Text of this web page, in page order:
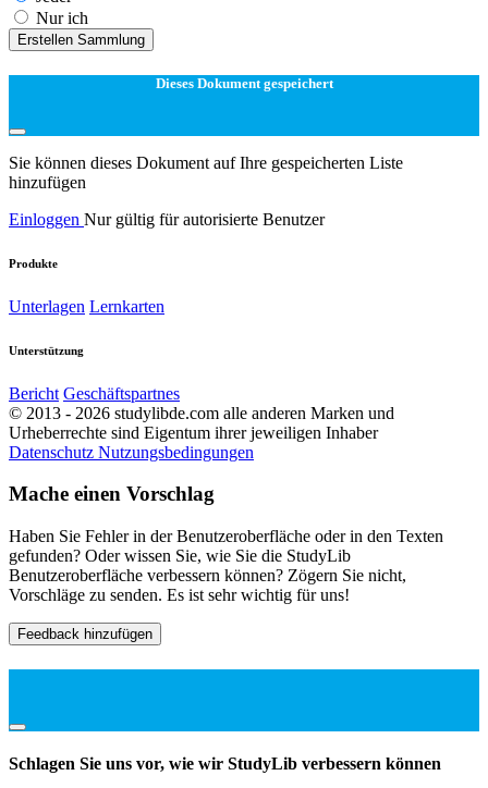
Nur ich
Erstellen Sammlung
Dieses Dokument gespeichert
Sie können dieses Dokument auf Ihre gespeicherten Liste
hinzufügen
Einloggen Nur gültig für autorisierte Benutzer
Produkte
Unterlagen Lernkarten
Unterstützung
Bericht Geschäftspartnes
© 2013 - 2026 studylibde.com alle anderen Marken und
Urheberrechte sind Eigentum ihrer jeweiligen Inhaber
Datenschutz Nutzungsbedingungen
Mache einen Vorschlag
Haben Sie Fehler in der Benutzeroberfläche oder in den Texten
gefunden? Oder wissen Sie, wie Sie die StudyLib
Benutzeroberfläche verbessern können? Zögern Sie nicht,
Vorschläge zu senden. Es ist sehr wichtig für uns!
Feedback hinzufügen
Schlagen Sie uns vor, wie wir StudyLib verbessern können